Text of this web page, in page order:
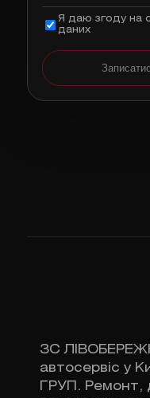
Я даю згоду на
даних
ЗС
автосервіс у
ГРУП. Ремонт,